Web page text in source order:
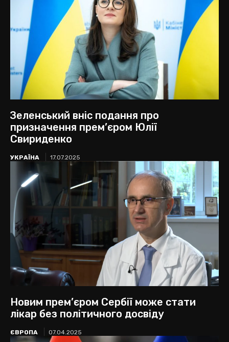
Зеленський вніс подання про
призначення прем’єром Юлії
Свириденко
УКРАЇНА 17.07.2025
Новим прем’єром Сербії може стати
лікар без політичного досвіду
ЄВРОПА 07.04.2025